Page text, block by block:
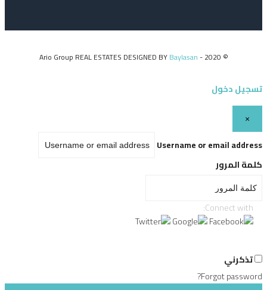
© 2020 - Ario Group REAL ESTATES DESIGNED BY
Baylasan
تسجيل دخول
×
Username or email address
كلمة المرور
Connect with:
تذكرني
Forgot password?